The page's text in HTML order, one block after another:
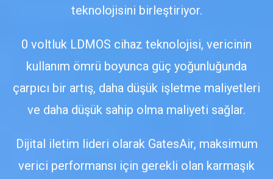
teknolojisini birleştiriyor.
0 voltluk LDMOS cihaz teknolojisi, vericinin
kullanım ömrü boyunca güç yoğunluğunda
çarpıcı bir artış, daha düşük işletme maliyetleri
ve daha düşük sahip olma maliyeti sağlar.
Dijital iletim lideri olarak GatesAir, maksimum
verici performansı için gerekli olan karmaşık